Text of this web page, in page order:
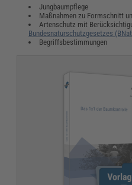
Jungbaumpflege
Maßnahmen zu Formschnitt
Artenschutz mit
Bundesnaturschutzgesetzes
Begriffsbestimmungen